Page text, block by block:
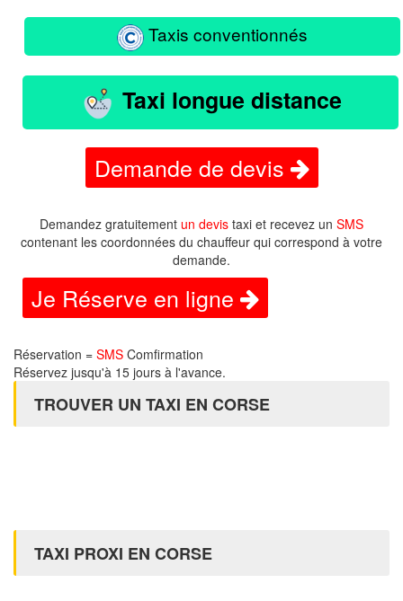
Taxis conventionnés
Taxi longue distance
Demande de devis
Demandez gratuitement un devis taxi et recevez un SMS
contenant les coordonnées du chauffeur qui correspond à votre
demande.
Je Réserve en ligne
Réservation = SMS Comfirmation
Réservez jusqu'à 15 jours à l'avance.
TROUVER UN TAXI EN CORSE
TAXI PROXI EN CORSE